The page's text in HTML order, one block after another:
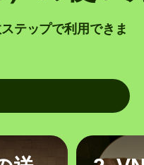
テップで利用できま